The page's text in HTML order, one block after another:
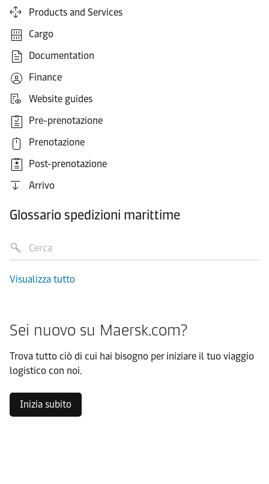
Products and Services
Cargo
Documentation
Finance
Website guides
Pre-prenotazione
Prenotazione
Post-prenotazione
Arrivo
Glossario spedizioni marittime
Visualizza tutto
Sei nuovo su Maersk.com?
Trova tutto ciò di cui hai bisogno per iniziare il tuo viaggio
logistico con noi.
Inizia subito